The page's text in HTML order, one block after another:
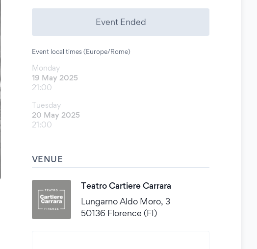
Event Ended
Event local times (Europe/Rome)
Monday
19 May 2025
21:00
Tuesday
20 May 2025
21:00
VENUE
Teatro Cartiere Carrara
Lungarno Aldo Moro, 3
50136 Florence (FI)